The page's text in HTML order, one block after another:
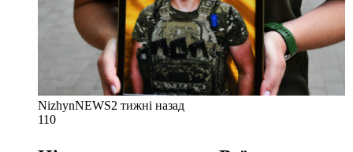
NizhynNEWS2 тижні назад
110